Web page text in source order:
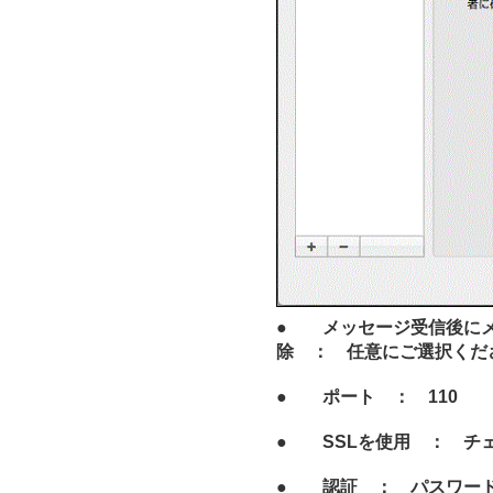
● メッセージ受信後にメ
除 ： 任意にご選択くだ
● ポート ： 110
● SSLを使用 ： チェ
● 認証 ： パスワード